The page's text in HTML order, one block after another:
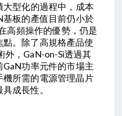
型化的過程中，成本
基板的產值目前仍小於
高頻操作的優勢，仍是
。除了高規格產品使
外，GaN-on-Si透過其
功率元件的市場主
所需的電源管理晶片
成長性。